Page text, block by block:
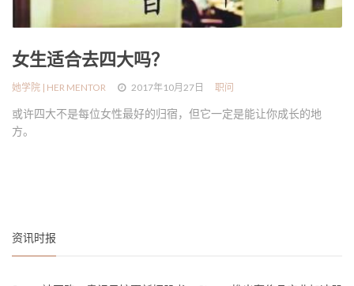
女生适合去四大吗？
她学院 | HER MENTOR 2017年10月27日 职问
或许四大不是每位女性最好的归宿，但它一定是能让你成长的地
方。
资讯时报